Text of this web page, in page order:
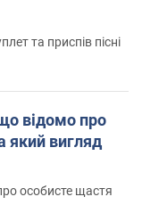
та приспів пісні
відомо про
який вигляд
особисте щастя